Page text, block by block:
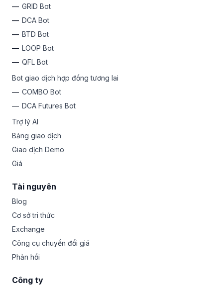
GRID Bot
DCA Bot
BTD Bot
LOOP Bot
QFL Bot
Bot giao dịch hợp đồng tương lai
COMBO Bot
DCA Futures Bot
Trợ lý AI
Bảng giao dịch
Giao dịch Demo
Giá
Tài nguyên
Blog
Cơ sở tri thức
Exchange
Công cụ chuyển đổi giá
Phản hồi
Công ty